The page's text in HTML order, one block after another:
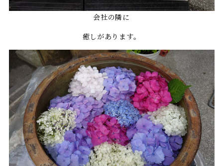
会社の隣に
癒しがあります。